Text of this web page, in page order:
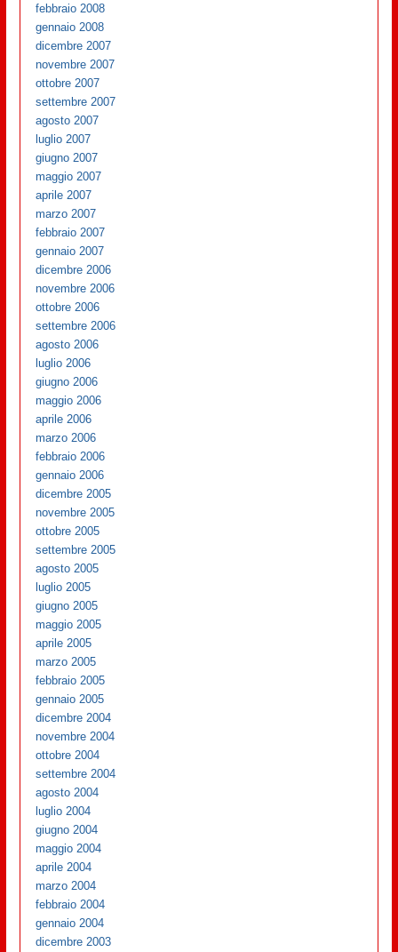
febbraio 2008
gennaio 2008
dicembre 2007
novembre 2007
ottobre 2007
settembre 2007
agosto 2007
luglio 2007
giugno 2007
maggio 2007
aprile 2007
marzo 2007
febbraio 2007
gennaio 2007
dicembre 2006
novembre 2006
ottobre 2006
settembre 2006
agosto 2006
luglio 2006
giugno 2006
maggio 2006
aprile 2006
marzo 2006
febbraio 2006
gennaio 2006
dicembre 2005
novembre 2005
ottobre 2005
settembre 2005
agosto 2005
luglio 2005
giugno 2005
maggio 2005
aprile 2005
marzo 2005
febbraio 2005
gennaio 2005
dicembre 2004
novembre 2004
ottobre 2004
settembre 2004
agosto 2004
luglio 2004
giugno 2004
maggio 2004
aprile 2004
marzo 2004
febbraio 2004
gennaio 2004
dicembre 2003